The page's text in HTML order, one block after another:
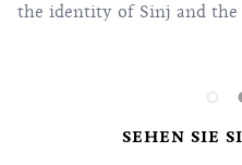
the identity of Sinj and the
SEHEN SIE